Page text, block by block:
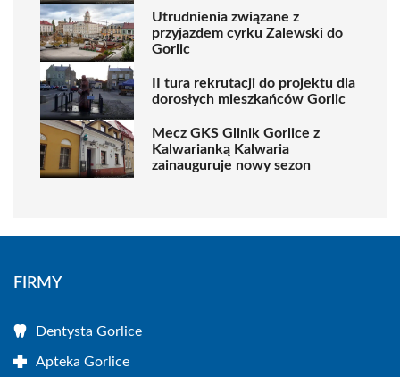
Utrudnienia związane z
przyjazdem cyrku Zalewski do
Gorlic
II tura rekrutacji do projektu dla
dorosłych mieszkańców Gorlic
Mecz GKS Glinik Gorlice z
Kalwarianką Kalwaria
zainauguruje nowy sezon
FIRMY
Dentysta Gorlice
Apteka Gorlice